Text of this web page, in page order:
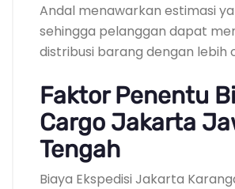
Andal menawarkan estimasi
sehingga pelanggan dapat
distribusi barang dengan lebih
Faktor Penentu
Cargo Jakarta
Tengah
Biaya Ekspedisi Jakarta